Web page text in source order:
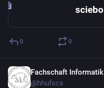
sciebo
0 0
Fachschaft Informatik
@hhufscs